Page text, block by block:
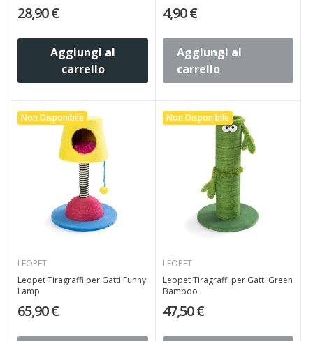
28,90 €
Aggiungi al
carrello
4,90 €
Aggiungi al
carrello
Non Disponibile
LEOPET
Leopet Tiragraffi per Gatti Funny
Lamp
65,90 €
Non Disponibile
LEOPET
Leopet Tiragraffi per Gatti Green
Bamboo
47,50 €